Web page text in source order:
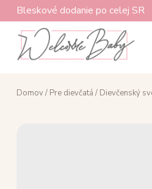
Bleskové dodanie po celej SR
Domov/ Pre dievčatá / Dievčenský